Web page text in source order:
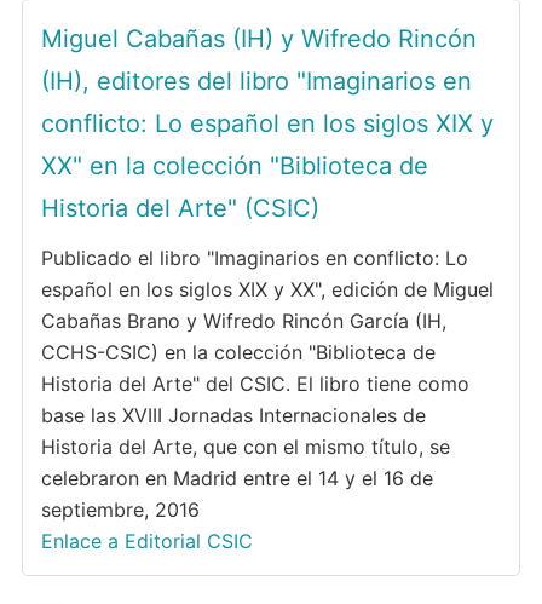
Miguel Cabañas (IH) y Wifredo Rincón
(IH), editores del libro "Imaginarios en
conflicto: Lo español en los siglos XIX y
XX" en la colección "Biblioteca de
Historia del Arte" (CSIC)
Publicado el libro "Imaginarios en conflicto: Lo
español en los siglos XIX y XX", edición de Miguel
Cabañas Brano y Wifredo Rincón García (IH,
CCHS-CSIC) en la colección "Biblioteca de
Historia del Arte" del CSIC. El libro tiene como
base las XVIII Jornadas Internacionales de
Historia del Arte, que con el mismo título, se
celebraron en Madrid entre el 14 y el 16 de
septiembre, 2016
Enlace a Editorial CSIC